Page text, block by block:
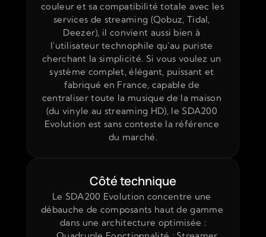
couleur et sa compatibilité totale avec les
services de streaming (Qobuz, Tidal,
Deezer), il convient aussi bien à
l'utilisateur technophile qu'au puriste
cherchant la simplicité. Si vous voulez un
système complet, élégant, puissant et
fabriqué en France, capable de
centraliser toute la musique de la maison
(du vinyle au streaming HD), le SDA200
Evolution est sans conteste la référence
du marché.
Le SDA200 Evolution concentre une
débauche de composants haut de gamme
dans une architecture optimisée :
Côté technique